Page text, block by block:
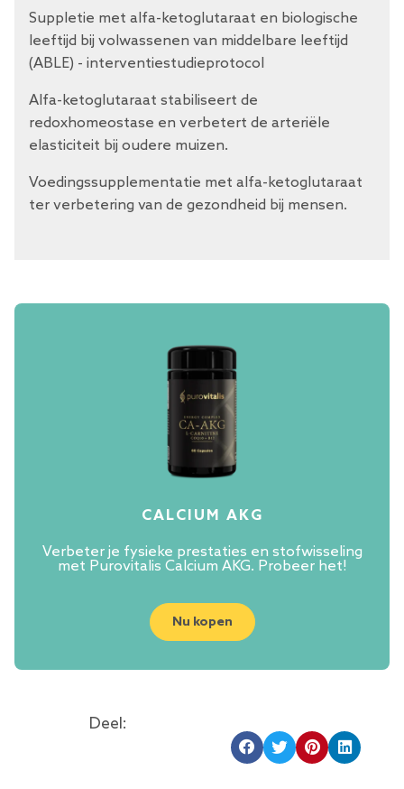
Suppletie met alfa-ketoglutaraat en biologische
leeftijd bij volwassenen van middelbare leeftijd
(ABLE) - interventiestudieprotocol
Alfa-ketoglutaraat stabiliseert de
redoxhomeostase en verbetert de arteriële
elasticiteit bij oudere muizen.
Voedingssupplementatie met alfa-ketoglutaraat
ter verbetering van de gezondheid bij mensen.
CALCIUM AKG
Verbeter je fysieke prestaties en stofwisseling
met Purovitalis Calcium AKG. Probeer het!
Nu kopen
Deel: